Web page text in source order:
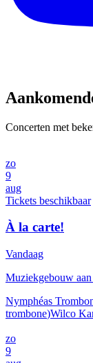
Concerten met
zo
9
aug
Tickets beschikbaar
À la carte!
Vandaag
Muziekgebouw
Nymphéas
trombone)Wilco
zo
9